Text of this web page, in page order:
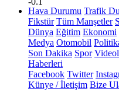
Hava Durumu Trafik
Fikstür Tüm Manşetler
Dünya Eğitim Ekonomi
Medya Otomobil
Son Dakika Spor
Haberleri
Facebook Twitter
Künye / İletişim Bize